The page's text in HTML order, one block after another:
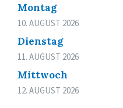
Montag
10. AUGUST 2026
Dienstag
11. AUGUST 2026
Mittwoch
12. AUGUST 2026